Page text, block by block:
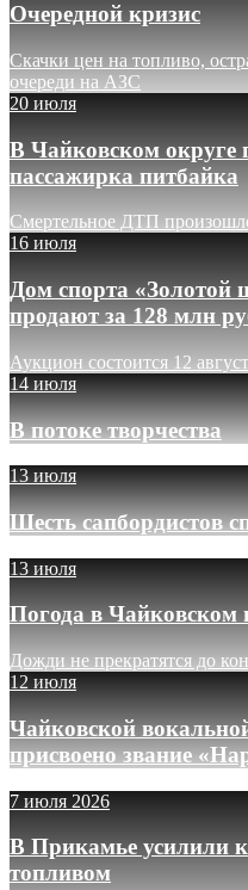
Очередной кризис
Скачки цен на топливо,
очереди на АЗС
20 июля
В Чайковском округе
пассажирка питбайка
Смертельное ДТП
16 июля
Дом спорта «Золотой
продают за 128 млн
Аукцион состоится 12
14 июля
В потоке творчества
13 июля
Шесть сапбордистов
13 июля
Погода в Чайковском
Дожди не прекратятся до
12 июля
Чайковской
присвоено звание
7 июля 2026
В Прикамье усилили
топливом